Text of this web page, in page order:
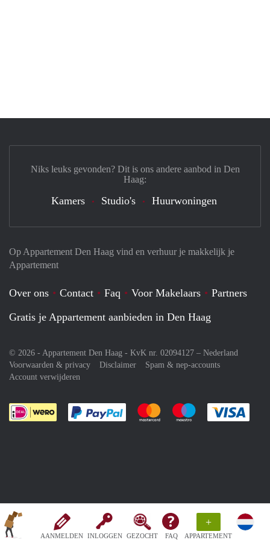
AANMELDEN INLOGGEN GEZOCHT FAQ
+
APPARTEMENT
Op Appartement Den Haag vind en verhuur je makkelijk je
Appartement
Over ons Contact Faq Voor Makelaars
Partners
Gratis je Appartement aanbieden in Den Haag
© 2026 - Appartement Den Haag - KvK nr. 02094127 – Nederland
Voorwaarden & privacy
Disclaimer
Spam & nep-accounts
Account verwijderen
Je rekent gemakkelijk af met Paypal
Je rekent gemakkelijk af met
Je rekent
Niks leuks gevonden? Dit is ons andere aanbod in Den
Haag:
Kamers Studio's Huurwoningen